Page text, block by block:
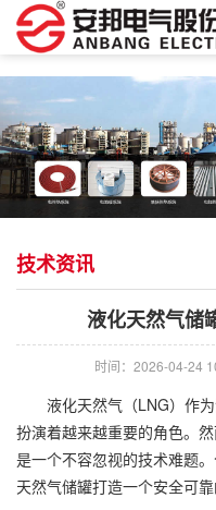
技术资讯
液化天然气储
时间：2026-04-24
液化天然气（LNG）作
扮演着越来越重要的角色。
是一个不容忽视的技术难题
天然气储罐打造一个安全可靠